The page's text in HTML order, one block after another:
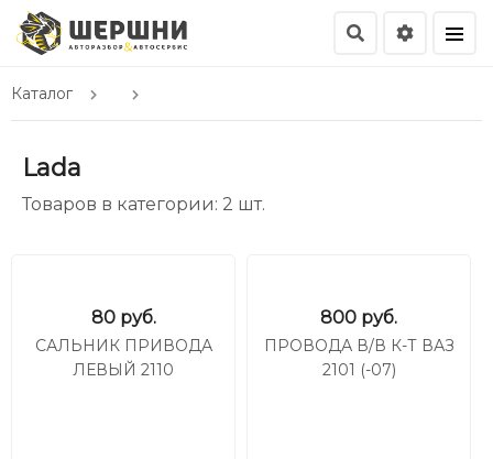
Каталог
Lada
Товаров в категории: 2 шт.
80 руб.
САЛЬНИК ПРИВОДА
ЛЕВЫЙ 2110
800 руб.
ПРОВОДА В/В К-Т ВАЗ
2101 (-07)